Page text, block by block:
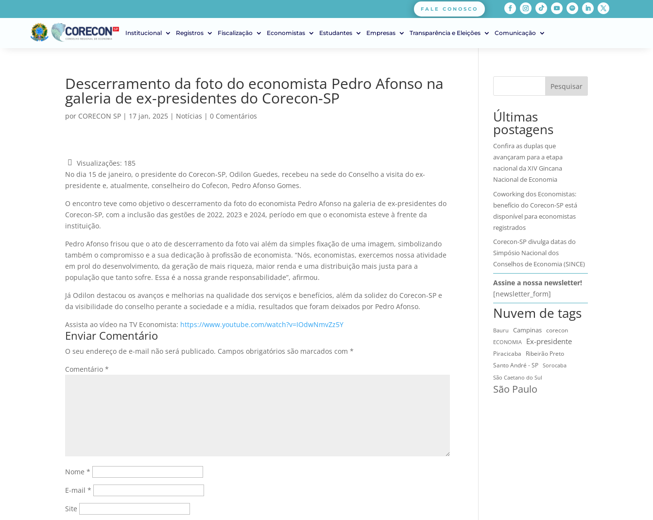
FALE CONOSCO
Institucional Registros Fiscalização Economistas Estudantes Empresas Transparência e Eleições Comunicação
Descerramento da foto do economista Pedro Afonso na
galeria de ex-presidentes do Corecon-SP
por CORECON SP | 17 jan, 2025 | Notícias |0 Comentários
Visualizações: 185
No dia 15 de janeiro, o presidente do Corecon-SP, Odilon Guedes, recebeu na sede do Conselho a visita do ex-
presidente e, atualmente, conselheiro do Cofecon, Pedro Afonso Gomes.
O encontro teve como objetivo o descerramento da foto do economista Pedro Afonso na galeria de ex-presidentes do
Corecon-SP, com a inclusão das gestões de 2022, 2023 e 2024, período em que o economista esteve à frente da
instituição.
Pedro Afonso frisou que o ato de descerramento da foto vai além da simples fixação de uma imagem, simbolizando
também o compromisso e a sua dedicação à profissão de economista. “Nós, economistas, exercemos nossa atividade
em prol do desenvolvimento, da geração de mais riqueza, maior renda e uma distribuição mais justa para a
população que tanto sofre. Essa é a nossa grande responsabilidade”, afirmou.
Já Odilon destacou os avanços e melhorias na qualidade dos serviços e benefícios, além da solidez do Corecon-SP e
da visibilidade do conselho perante a sociedade e a mídia, resultados que foram deixados por Pedro Afonso.
Assista ao vídeo na TV Economista: https://www.youtube.com/watch?v=IOdwNmvZz5Y
Enviar Comentário
O seu endereço de e-mail não será publicado. Campos obrigatórios são marcados com*
Comentário*
Nome*
E-mail*
Site
Pesquisar
Últimas
postagens
Confira as duplas que
avançaram para a etapa
nacional da XIV Gincana
Nacional de Economia
Coworking dos Economistas:
benefício do Corecon-SP está
disponível para economistas
registrados
Corecon-SP divulga datas do
Simpósio Nacional dos
Conselhos de Economia (SINCE)
Assine a nossa newsletter!
[newsletter_form]
Nuvem de tags
Bauru Campinas
corecon
ECONOMIA
Ex-presidente
Piracicaba
Ribeirão Preto
Santo André - SP
Sorocaba
São Caetano do Sul
São Paulo